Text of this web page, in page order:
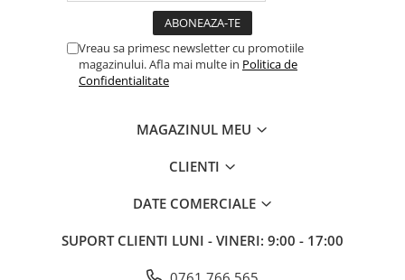
Vreau sa primesc newsletter cu promotiile
magazinului. Afla mai multe in Politica de
Confidentialitate
MAGAZINUL MEU
CLIENTI
DATE COMERCIALE
SUPORT CLIENTI LUNI - VINERI: 9:00 - 17:00